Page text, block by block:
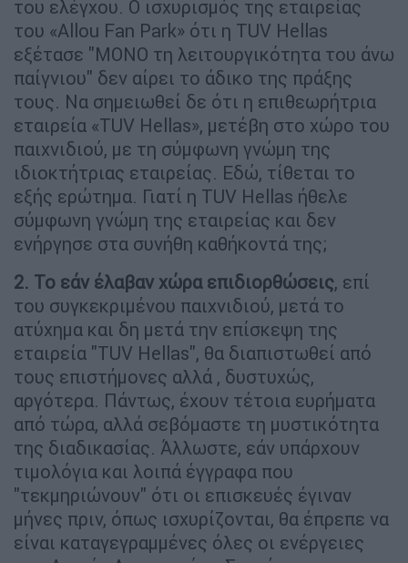
του ελέγχου. Ο ισχυρισμός της εταιρείας
του «Allou Fan Park» ότι η TUV Hellas
εξέτασε "ΜΟΝΟ τη λειτουργικότητα του άνω
παίγνιου" δεν αίρει το άδικο της πράξης
τους. Να σημειωθεί δε ότι η επιθεωρήτρια
εταιρεία «TUV Hellas», μετέβη στο χώρο του
παιχνιδιού, με τη σύμφωνη γνώμη της
ιδιοκτήτριας εταιρείας. Εδώ, τίθεται το
εξής ερώτημα. Γιατί η TUV Hellas ήθελε
σύμφωνη γνώμη της εταιρείας και δεν
ενήργησε στα συνήθη καθήκοντά της;
2. Το εάν έλαβαν χώρα επιδιορθώσεις, επί
του συγκεκριμένου παιχνιδιού, μετά το
ατύχημα και δη μετά την επίσκεψη της
εταιρεία "TUV Hellas", θα διαπιστωθεί από
τους επιστήμονες αλλά , δυστυχώς,
αργότερα. Πάντως, έχουν τέτοια ευρήματα
από τώρα, αλλά σεβόμαστε τη μυστικότητα
της διαδικασίας. Άλλωστε, εάν υπάρχουν
τιμολόγια και λοιπά έγγραφα που
"τεκμηριώνουν" ότι οι επισκευές έγιναν
μήνες πριν, όπως ισχυρίζονται, θα έπρεπε να
είναι καταγεγραμμένες όλες οι ενέργειες